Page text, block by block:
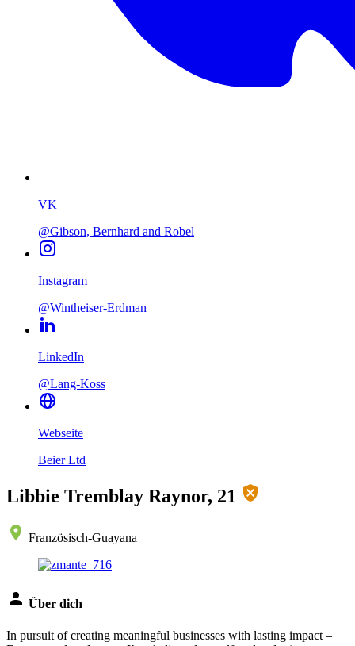
VK
@Gibson, Bernhard and Robel
Instagram
@Wintheiser-Erdman
LinkedIn
@Lang-Koss
Webseite
Beier Ltd
Libbie Tremblay Raynor, 21
Französisch-Guayana
Über dich
In pursuit of creating meaningful businesses with lasting impact –